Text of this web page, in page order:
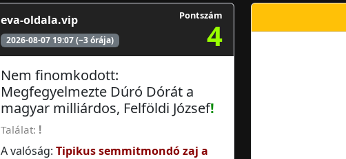
eva-oldala.vip
2026-08-07 19:07 (~3 órája)
Pontszám
4
Nem finomkodott:
Megfegyelmezte Dúró Dórát a
magyar milliárdos, Felföldi József!
Találat: !
A valóság: Tipikus semmitmondó zaj a